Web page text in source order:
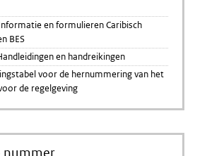
en formulieren Caribisch
BES
en handreikingen
voor de hernummering van het
de regelgeving